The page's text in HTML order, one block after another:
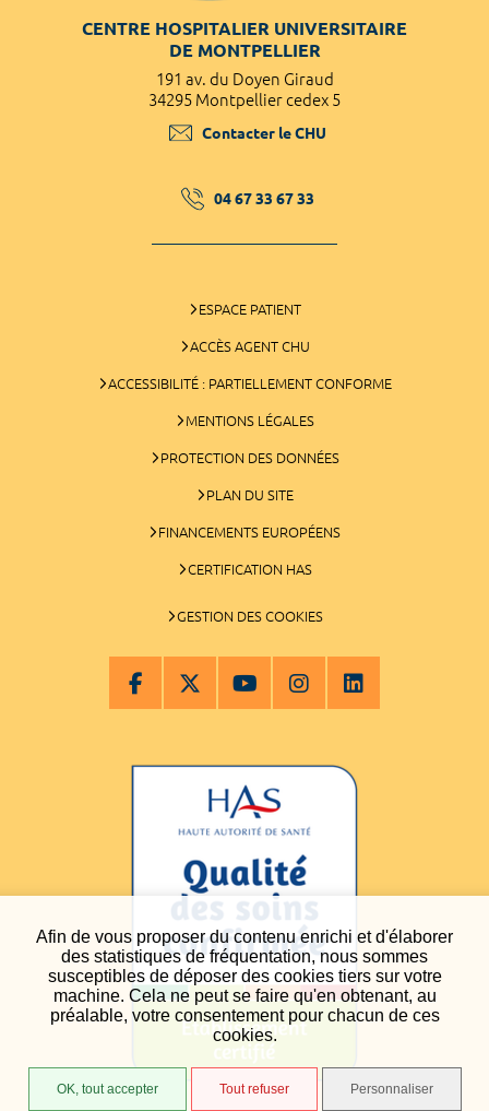
Afin de vous proposer du contenu enrichi et d'élaborer
des statistiques de fréquentation, nous sommes
susceptibles de déposer des cookies tiers sur votre
machine. Cela ne peut se faire qu'en obtenant, au
préalable, votre consentement pour chacun de ces
cookies.
OK, tout accepter Tout refuser Personnaliser
CENTRE HOSPITALIER UNIVERSITAIRE
DE MONTPELLIER
191 av. du Doyen Giraud
34295 Montpellier cedex 5
Contacter le CHU
04 67 33 67 33
ESPACE PATIENT
ACCÈS AGENT CHU
ACCESSIBILITÉ : PARTIELLEMENT CONFORME
MENTIONS LÉGALES
PROTECTION DES DONNÉES
PLAN DU SITE
FINANCEMENTS EUROPÉENS
CERTIFICATION HAS
GESTION DES COOKIES